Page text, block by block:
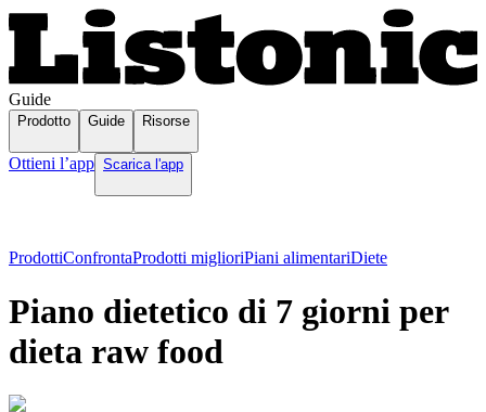
Guide
Prodotto Guide Risorse
Ottieni l’app Scarica l'app
ProdottiConfrontaProdotti miglioriPiani alimentariDiete
Piano dietetico di 7 giorni per
dieta raw food